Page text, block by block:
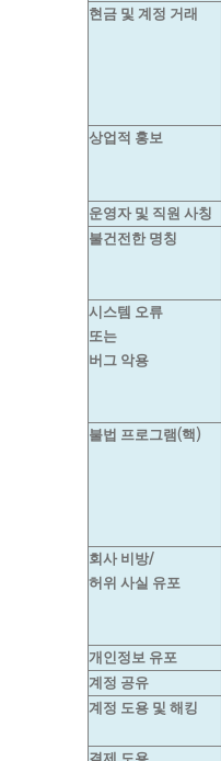
현금 및 계정 거래
상업적 홍보
운영자 및 직원 사칭
불건전한 명칭
시스템 오류
또는
버그 악용
불법 프로그램 (핵 )
회사 비방/
허위 사실 유포
개인정보 유포
계정 공유
계정 도용 및 해킹